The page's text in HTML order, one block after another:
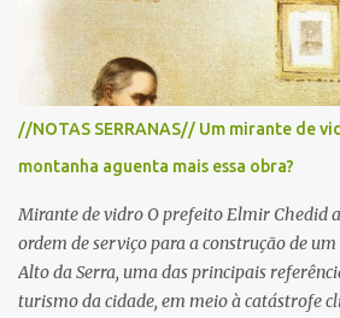
participantes e do público, diversos
da região serão interditados
A largada será na Rua Coronel Pedro
cronograma da organização e de todas as
as interdições ocorrerão de forma
//NOTAS SERRANAS// Um mirante de
montanha aguenta mais essa obra?
Mirante de vidro O prefeito Elmir Chedid
ordem de serviço para a construção de
Alto da Serra, uma das principais
turismo da cidade, em meio à catástrofe